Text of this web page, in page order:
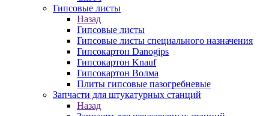
Гипсовые листы
Назад
Гипсовые листы
Гипсовые листы специального назначения
Гипсокартон Danogips
Гипсокартон Knauf
Гипсокартон Волма
Плиты гипсовые пазогребневые
Запчасти для штукатурных станций
Назад